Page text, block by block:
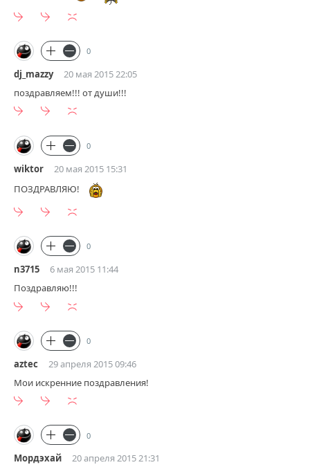
0
dj_mazzy
20 мая 2015 22:05
поздравляем!!! от души!!!
0
wiktor
20 мая 2015 15:31
ПОЗДРАВЛЯЮ!
0
n3715
6 мая 2015 11:44
Поздравляю!!!
0
aztec
29 апреля 2015 09:46
Мои искренние поздравления!
0
Мордэхай 20 апреля 2015 21:31